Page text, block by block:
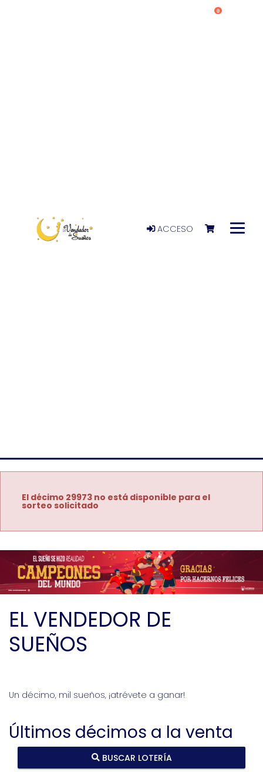
ACCESO
0
El décimo 29973 no está disponible para el
sorteo solicitado
EL VENDEDOR DE
SUEÑOS
Un décimo, mil sueños, ¡atrévete a ganar!
Últimos décimos a la venta
BUSCAR LOTERÍA